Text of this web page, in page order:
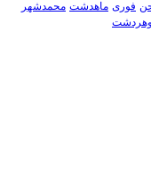
فوری ماهدشت محمدشهر